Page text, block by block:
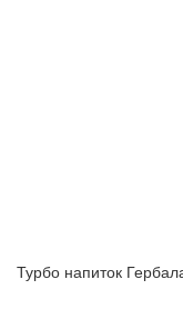
Турбо напиток